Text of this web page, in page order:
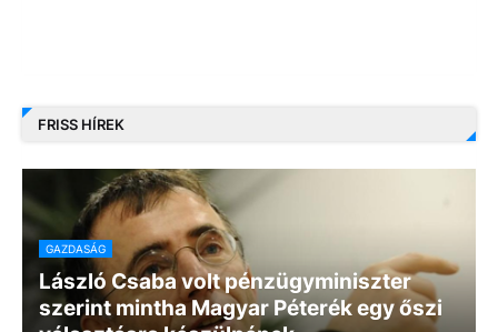
FRISS HÍREK
GAZDASÁG
László Csaba volt pénzügyminiszter
szerint mintha Magyar Péterék egy őszi